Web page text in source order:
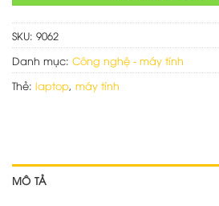
SKU: 9062
Danh mục: Công nghệ - máy tính
Thẻ: laptop, máy tính
MÔ TẢ